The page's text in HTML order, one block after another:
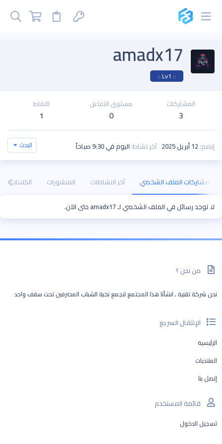
amadx17
:: Lv1 ::
المشاركات
3
مستوى التفاعل
0
النقاط
1
إنضم 12 أبريل 2025 آخر نشاط اليوم في 9:30 صباحاً البحث
مشاركات الملف الشخصي آخر النشاطات المنشورات الكلانات
لا توجد رسائل في الملف الشخصي لـ amadx17 حتى الآن.
من نحن ؟
نحن شركة تقنية , انشأنا هذا المجتمع لنجمع نخبة الشباب المحترفين تحت سقف واحد
الإنتقال السريع
الرئيسية
المنتديات
إتصل بنا
قائمة المستخدم
تسجيل الدخول